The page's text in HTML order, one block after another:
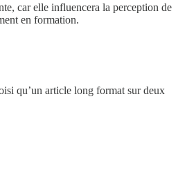
car elle influencera la perception de
en formation.
qu’un article long format sur deux